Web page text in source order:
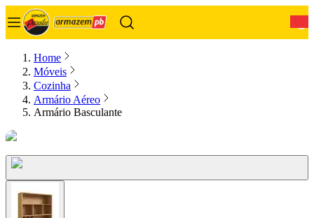
Home
Móveis
Cozinha
Armário Aéreo
Armário Basculante